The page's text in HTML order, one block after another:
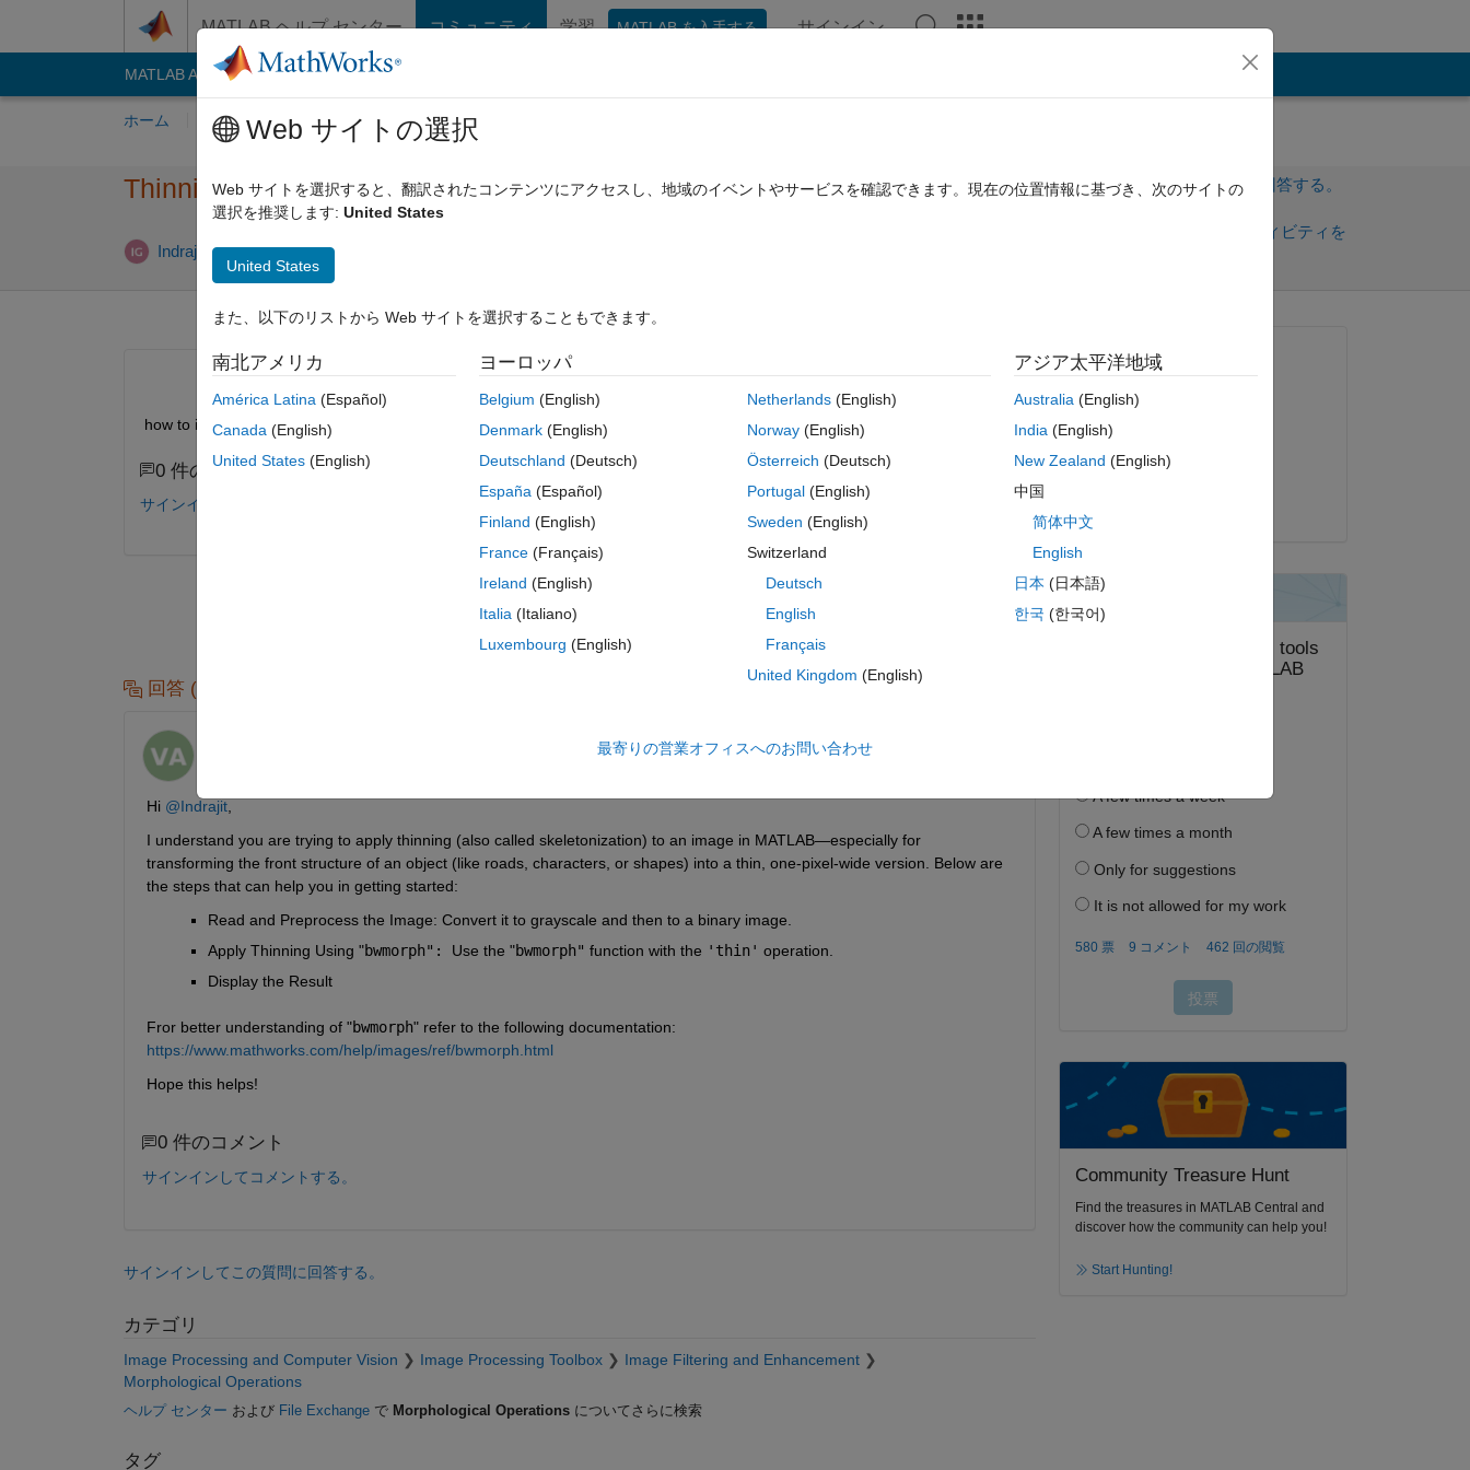
MATLAB ヘルプ センター コミュニティ 学習 MATLAB を入手する サインイン
MATLAB Answers File Exchange
ホーム 質問する 回答 閲覧 MATLAB に関する FAQ
Thinning Algorithm implemetion in matlab
Indrajit 2012 10 月 12
サインインしてこの質問に回答する。
サインインしてアクティビティを
0 投票
how to i apply thinning algorithm in to change the front structure....
0 件のコメント
サインインしてコメントする。
サインインしてこの質問に回答する。
サインインしてアクティビティをフォロー
回答 (1 件)
Hi @Indrajit,
I understand you are trying to apply thinning (also called skeletonization) to an image in MATLAB—especially for
transforming the front structure of an object (like roads, characters, or shapes) into a thin, one-pixel-wide version. Below are
the steps that can help you in getting started:
Read and Preprocess the Image: Convert it to grayscale and then to a binary image.
Apply Thinning Using "bwmorph": Use the "bwmorph" function with the 'thin' operation.
Display the Result
Fror better understanding of "bwmorph" refer to the following documentation:
https://www.mathworks.com/help/images/ref/bwmorph.html
Hope this helps!
0 件のコメント
サインインしてコメントする。
サインインしてこの質問に回答する。
カテゴリ
Image Processing and Computer Vision Image Processing Toolbox
Image Filtering and Enhancement
Morphological Operations
ヘルプ センター および File Exchangeで Morphological Operationsについてさらに検索
タグ
質問済み:
2012 年 10 月 12 日
回答済み:
Community Treasure Hunt
Find the treasures in MATLAB Central and
discover how the community can help you!
Start Hunting!
Web サイトの選択
Web サイトを選択すると、翻訳されたコンテンツにアクセスし、地域のイベントやサービスを確認できます。現在の位置情報に基づき、次のサイトの
選択を推奨します: United States
United States
また、以下のリストから Web サイトを選択することもできます。
南北アメリカ
América Latina (Español)
Canada (English)
United States (English)
ヨーロッパ
Belgium (English)
Denmark (English)
Deutschland (Deutsch)
España (Español)
Finland (English)
France (Français)
Ireland (English)
Italia (Italiano)
Luxembourg (English)
Netherlands(English)
Norway(English)
Österreich (Deutsch)
Portugal(English)
Sweden (English)
Switzerland
Deutsch
English
Français
United Kingdom (English)
アジア太平洋地域
Australia(English)
India(English)
New Zealand (English)
中国
简体中文
English
日本 (日本語)
한국 (한국어)
最寄りの営業オフィスへのお問い合わせ